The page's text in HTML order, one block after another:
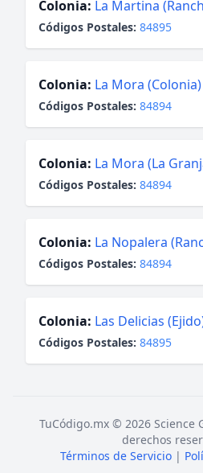
Colonia: La Martina
Códigos Postales: 84895
Colonia: La Mora (Colonia)
Códigos Postales: 84894
Colonia: La Mora (La
Códigos Postales: 84894
Colonia: La Nopalera
Códigos Postales: 84894
Colonia: Las Delicias
Códigos Postales: 84895
TuCódigo.mx © 2026 Science
derechos
Términos de Servicio |